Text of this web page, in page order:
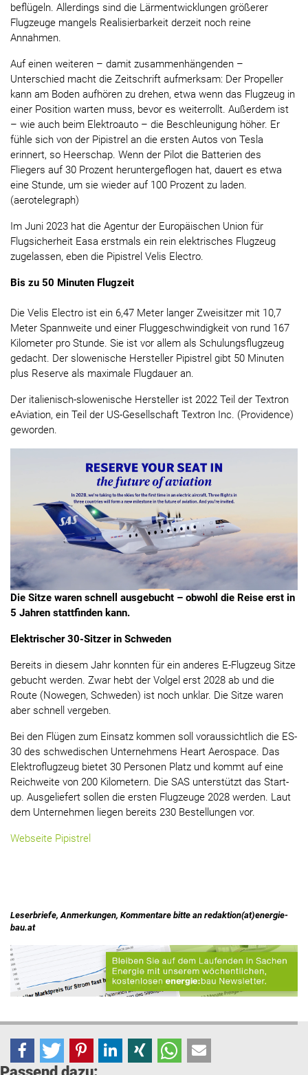
beflügeln. Allerdings sind die Lärmentwicklungen größerer
Flugzeuge mangels Realisierbarkeit derzeit noch reine
Annahmen.
Auf einen weiteren – damit zusammenhängenden –
Unterschied macht die Zeitschrift aufmerksam: Der Propeller
kann am Boden aufhören zu drehen, etwa wenn das Flugzeug in
einer Position warten muss, bevor es weiterrollt. Außerdem ist
– wie auch beim Elektroauto – die Beschleunigung höher. Er
fühle sich von der Pipistrel an die ersten Autos von Tesla
erinnert, so Heerschap. Wenn der Pilot die Batterien des
Fliegers auf 30 Prozent heruntergeflogen hat, dauert es etwa
eine Stunde, um sie wieder auf 100 Prozent zu laden.
(aerotelegraph)
Im Juni 2023 hat die Agentur der Europäischen Union für
Flugsicherheit Easa erstmals ein rein elektrisches Flugzeug
zugelassen, eben die Pipistrel Velis Electro.
Bis zu 50 Minuten Flugzeit
Die Velis Electro ist ein 6,47 Meter langer Zweisitzer mit 10,7
Meter Spannweite und einer Fluggeschwindigkeit von rund 167
Kilometer pro Stunde. Sie ist vor allem als Schulungsflugzeug
gedacht. Der slowenische Hersteller Pipistrel gibt 50 Minuten
plus Reserve als maximale Flugdauer an.
Der italienisch-slowenische Hersteller ist 2022 Teil der Textron
eAviation, ein Teil der US-Gesellschaft Textron Inc. (Providence)
geworden.
Die Sitze waren schnell ausgebucht – obwohl die Reise erst in
5 Jahren stattfinden kann.
Elektrischer 30-Sitzer in Schweden
Bereits in diesem Jahr konnten für ein anderes E-Flugzeug Sitze
gebucht werden. Zwar hebt der Volgel erst 2028 ab und die
Route (Nowegen, Schweden) ist noch unklar. Die Sitze waren
aber schnell vergeben.
Bei den Flügen zum Einsatz kommen soll voraussichtlich die ES-
30 des schwedischen Unternehmens Heart Aerospace. Das
Elektroflugzeug bietet 30 Personen Platz und kommt auf eine
Reichweite von 200 Kilometern. Die SAS unterstützt das Start-
up. Ausgeliefert sollen die ersten Flugzeuge 2028 werden. Laut
dem Unternehmen liegen bereits 230 Bestellungen vor.
Webseite Pipistrel
Leserbriefe, Anmerkungen, Kommentare bitte an redaktion(at)energie-
bau.at